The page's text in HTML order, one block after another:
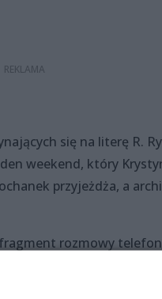
się na literę R.
weekend, który
przyjeżdża, a
rozmowy
plan rozpada się
małżeństwem? Czy